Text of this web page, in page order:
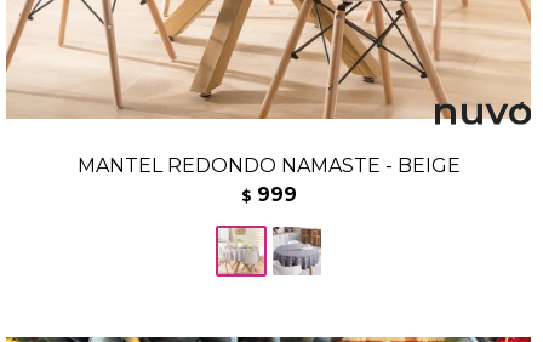
MANTEL REDONDO NAMASTE - BEIGE
$ 999